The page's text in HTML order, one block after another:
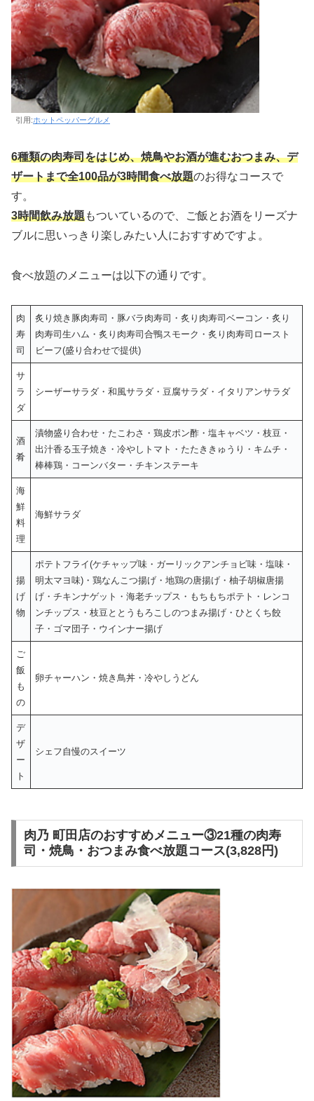
引用:ホットペッパーグルメ
6種類の肉寿司をはじめ、焼鳥やお酒が進むおつまみ、デ
ザートまで全100品が3時間食べ放題のお得なコースで
す。
3時間飲み放題もついているので、ご飯とお酒をリーズナ
ブルに思いっきり楽しみたい人におすすめですよ。
食べ放題のメニューは以下の通りです。
肉
寿
司
炙り焼き豚肉寿司・豚バラ肉寿司・炙り肉寿司ベーコン・炙り
肉寿司生ハム・炙り肉寿司合鴨スモーク・炙り肉寿司ロースト
ビーフ(盛り合わせで提供)
サ
ラ
ダ
シーザーサラダ・和風サラダ・豆腐サラダ・イタリアンサラダ
酒
肴
漬物盛り合わせ・たこわさ・鶏皮ポン酢・塩キャベツ・枝豆・
出汁香る玉子焼き・冷やしトマト・たたききゅうり・キムチ・
棒棒鶏・コーンバター・チキンステーキ
海
鮮
料
理
海鮮サラダ
揚
げ
物
ポテトフライ(ケチャップ味・ガーリックアンチョビ味・塩味・
明太マヨ味)・鶏なんこつ揚げ・地鶏の唐揚げ・柚子胡椒唐揚
げ・チキンナゲット・海老チップス・もちもちポテト・レンコ
ンチップス・枝豆ととうもろこしのつまみ揚げ・ひとくち餃
子・ゴマ団子・ウインナー揚げ
ご
飯
も
の
卵チャーハン・焼き鳥丼・冷やしうどん
デ
ザ
ー
ト
シェフ自慢のスイーツ
肉乃 町田店のおすすめメニュー③21種の肉寿
司・焼鳥・おつまみ食べ放題コース(3,828円)